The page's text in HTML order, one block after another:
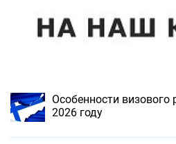
Особенности
2026 году